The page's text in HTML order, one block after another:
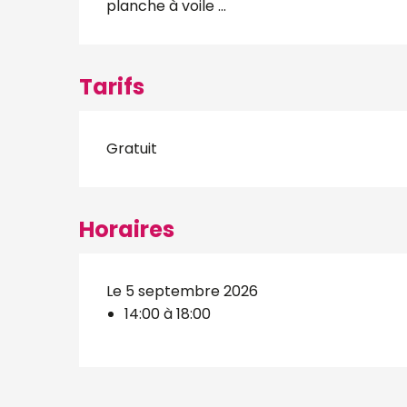
planche à voile ...
Tarifs
Gratuit
Horaires
Le 5 septembre 2026
14:00 à 18:00